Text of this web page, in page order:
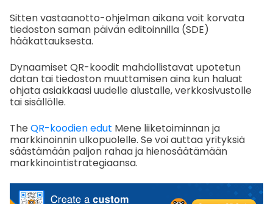
Sitten vastaanotto-ohjelman aikana voit korvata
tiedoston saman päivän editoinnilla (SDE)
hääkattauksesta.
Dynaamiset QR-koodit mahdollistavat upotetun
datan tai tiedoston muuttamisen aina kun haluat
ohjata asiakkaasi uudelle alustalle, verkkosivustolle
tai sisällölle.
The QR-koodien edut Mene liiketoiminnan ja
markkinoinnin ulkopuolelle. Se voi auttaa yrityksiä
säästämään paljon rahaa ja hienosäätämään
markkinointistrategiaansa.